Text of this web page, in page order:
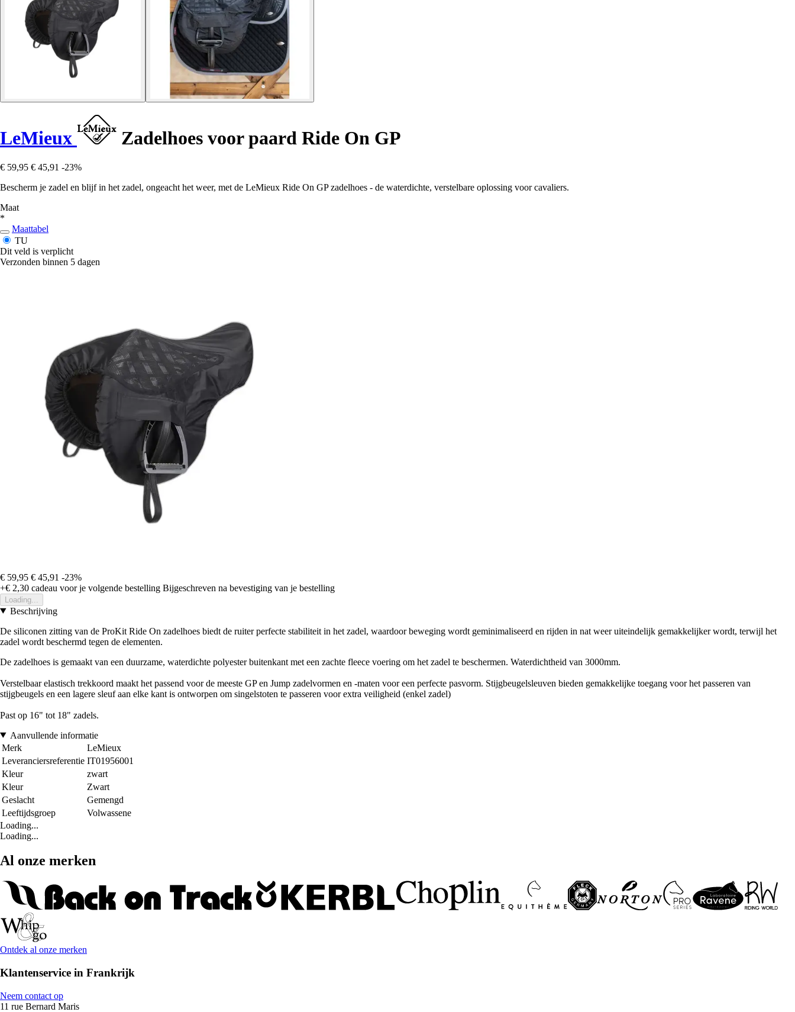
LeMieux Zadelhoes voor paard Ride On GP
€ 59,95 € 45,91 -23%
Bescherm je zadel en blijf in het zadel, ongeacht het weer, met de LeMieux Ride On GP zadelhoes - de waterdichte, verstelbare oplossing voor cavaliers.
Maat
*
Maattabel
TU
Dit veld is verplicht
Verzonden binnen 5 dagen
€ 59,95 € 45,91 -23%
+€ 2,30 cadeau voor je volgende bestelling Bijgeschreven na bevestiging van je bestelling
Loading...
Beschrijving
De siliconen zitting van de ProKit Ride On zadelhoes biedt de ruiter perfecte stabiliteit in het zadel, waardoor beweging wordt geminimaliseerd en rijden in nat weer uiteindelijk gemakkelijker wordt, terwijl het
zadel wordt beschermd tegen de elementen.
De zadelhoes is gemaakt van een duurzame, waterdichte polyester buitenkant met een zachte fleece voering om het zadel te beschermen. Waterdichtheid van 3000mm.
Verstelbaar elastisch trekkoord maakt het passend voor de meeste GP en Jump zadelvormen en -maten voor een perfecte pasvorm. Stijgbeugelsleuven bieden gemakkelijke toegang voor het passeren van
stijgbeugels en een lagere sleuf aan elke kant is ontworpen om singelstoten te passeren voor extra veiligheid (enkel zadel)
Past op 16" tot 18" zadels.
Aanvullende informatie
Merk
LeMieux
Leveranciersreferentie IT01956001
Kleur
zwart
Kleur
Zwart
Geslacht
Gemengd
Leeftijdsgroep
Volwassene
Loading...
Loading...
Al onze merken
Ontdek al onze merken
Klantenservice in Frankrijk
Neem contact op
11 rue Bernard Maris